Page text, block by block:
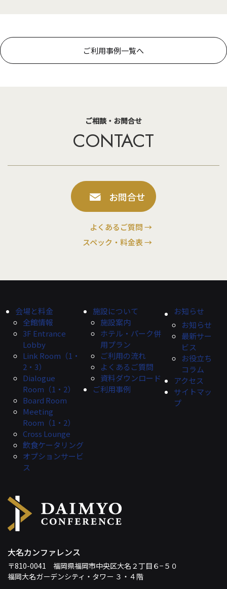
ご利用事例一覧へ
ご相談・お問合せ
CONTACT
お問合せ
よくあるご質問 →
スペック・料金表 →
大名カンファレンス
〒810-0041 福岡県福岡市中央区大名２丁目６−５０
福岡大名ガーデンシティ・タワー ３・４階
会場と料金
全館情報
3F Entrance
Lobby
Link Room（1・
2・3）
Dialogue
Room（1・2）
Board Room
Meeting
Room（1・2）
Cross Lounge
飲食ケータリング
オプションサービ
ス
施設について
施設案内
ホテル・パーク併
用プラン
ご利用の流れ
よくあるご質問
資料ダウンロード
ご利用事例
お知らせ
お知らせ
最新サー
ビス
お役立ち
コラム
アクセス
サイトマッ
プ